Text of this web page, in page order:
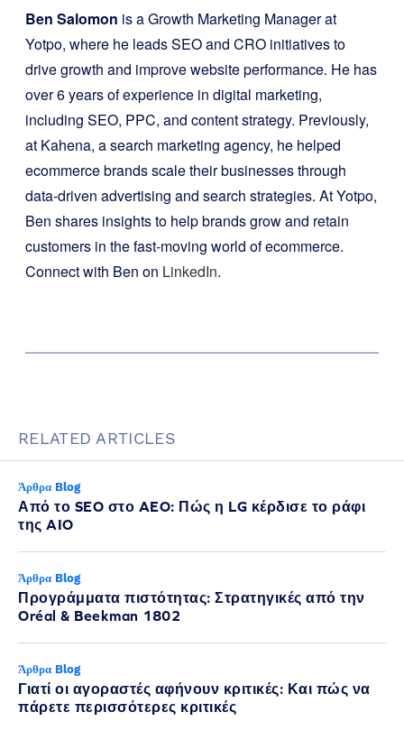
Ben Salomon is a Growth Marketing Manager at
Yotpo, where he leads SEO and CRO initiatives to
drive growth and improve website performance. He has
over 6 years of experience in digital marketing,
including SEO, PPC, and content strategy. Previously,
at Kahena, a search marketing agency, he helped
ecommerce brands scale their businesses through
data-driven advertising and search strategies. At Yotpo,
Ben shares insights to help brands grow and retain
customers in the fast-moving world of ecommerce.
Connect with Ben on LinkedIn.
RELATED ARTICLES
Άρθρα Blog
Από το SEO στο AEO: Πώς η LG κέρδισε το ράφι
της AIO
Άρθρα Blog
Προγράμματα πιστότητας: Στρατηγικές από την
Oréal & Beekman 1802
Άρθρα Blog
Γιατί οι αγοραστές αφήνουν κριτικές: Και πώς να
πάρετε περισσότερες κριτικές